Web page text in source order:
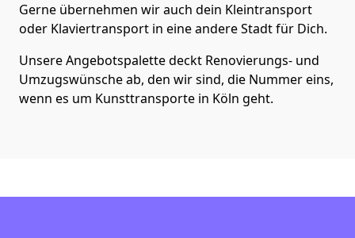
Gerne übernehmen wir auch dein Kleintransport
oder Klaviertransport in eine andere Stadt für Dich.
Unsere Angebotspalette deckt Renovierungs- und
Umzugswünsche ab, den wir sind, die Nummer eins,
wenn es um Kunsttransporte in Köln geht.